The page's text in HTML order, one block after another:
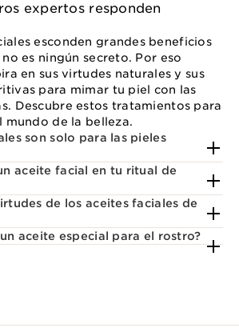
expertos responden
esconden grandes beneficios
es ningún secreto. Por eso
en sus virtudes naturales y sus
para mimar tu piel con las
Descubre estos tratamientos para
mundo de la belleza.
son solo para las pieles
aceite facial en tu ritual de
de los aceites faciales de
aceite especial para el rostro?